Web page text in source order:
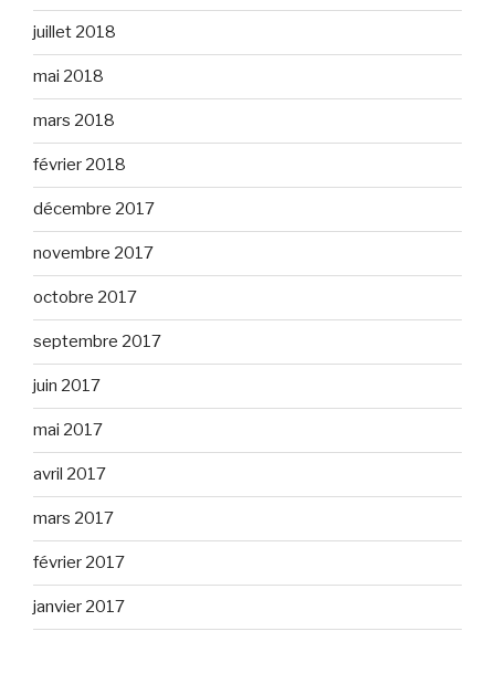
juillet 2018
mai 2018
mars 2018
février 2018
décembre 2017
novembre 2017
octobre 2017
septembre 2017
juin 2017
mai 2017
avril 2017
mars 2017
février 2017
janvier 2017